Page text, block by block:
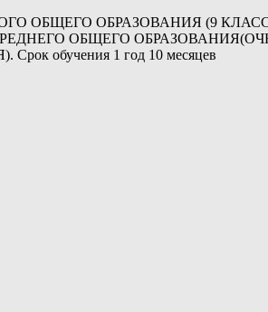
ОБЩЕГО ОБРАЗОВАНИЯ (9
ОБЩЕГО
обучения 1 год 10 месяцев